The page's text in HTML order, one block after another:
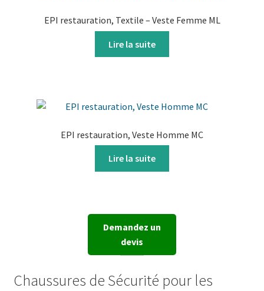
EPI restauration, Textile – Veste Femme ML
Lire la suite
EPI restauration, Veste Homme MC
Lire la suite
Demandez un
devis
Chaussures de Sécurité pour les